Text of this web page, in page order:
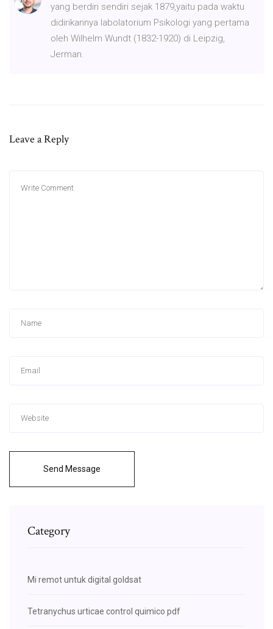
yang berdiri sendiri sejak 1879,yaitu pada waktu
didirikannya labolatorium Psikologi yang pertama
oleh Wilhelm Wundt (1832-1920) di Leipzig,
Jerman.
Leave a Reply
Send Message
Category
Mi remot untuk digital goldsat
Tetranychus urticae control quimico pdf